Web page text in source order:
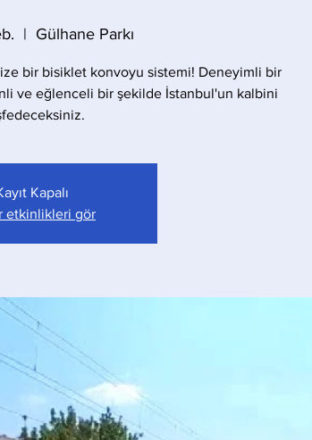
  |
Gülhane Parkı
bir bisiklet konvoyu sistemi! Deneyimli bir
ve eğlenceli bir şekilde İstanbul'un kalbini
Kapalı
etkinlikleri gör